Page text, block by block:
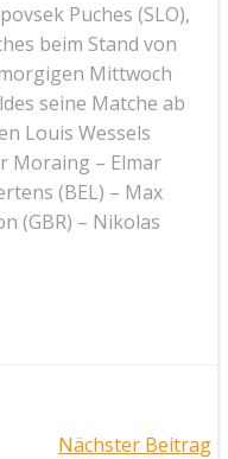
Puches (SLO),
beim Stand von
Mittwoch
seine Matche ab
Louis Wessels
Moraing – Elmar
(BEL) – Max
(GBR) – Nikolas
Nächster Beitrag